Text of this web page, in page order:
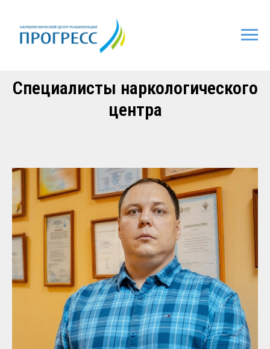
Специалисты наркологического
центра